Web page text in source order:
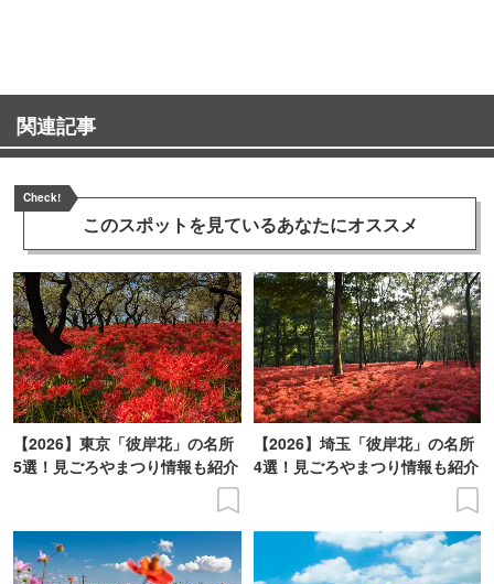
関連記事
Check!
このスポットを見ているあなたにオススメ
【2026】東京「彼岸花」の名所
5選！見ごろやまつり情報も紹介
【2026】埼玉「彼岸花」の名所
4選！見ごろやまつり情報も紹介